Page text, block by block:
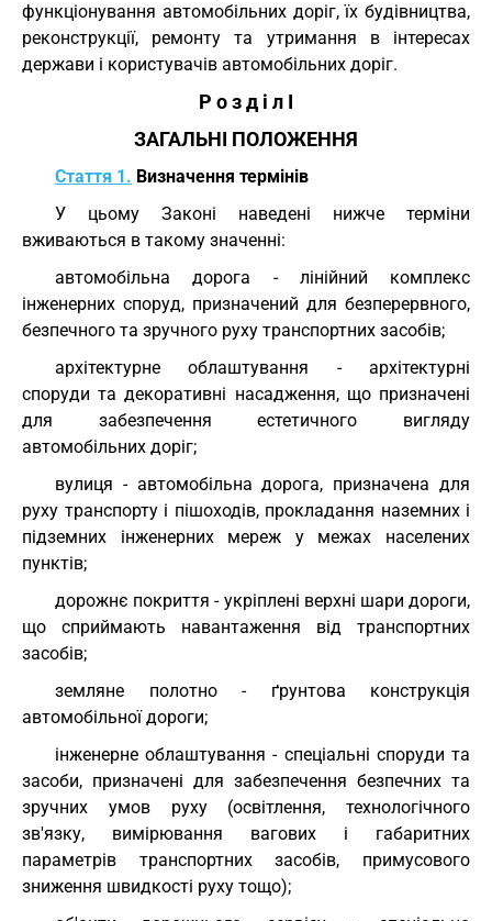
функціонування автомобільних доріг, їх будівництва,
реконструкції, ремонту та утримання в інтересах
держави і користувачів автомобільних доріг.
Р о з д і л I
ЗАГАЛЬНІ ПОЛОЖЕННЯ
Стаття 1. Визначення термінів
У цьому Законі наведені нижче терміни
вживаються в такому значенні:
автомобільна дорога - лінійний комплекс
інженерних споруд, призначений для безперервного,
безпечного та зручного руху транспортних засобів;
архітектурне облаштування - архітектурні
споруди та декоративні насадження, що призначені
для забезпечення естетичного вигляду
автомобільних доріг;
вулиця - автомобільна дорога, призначена для
руху транспорту і пішоходів, прокладання наземних і
підземних інженерних мереж у межах населених
пунктів;
дорожнє покриття - укріплені верхні шари дороги,
що сприймають навантаження від транспортних
засобів;
земляне полотно - ґрунтова конструкція
автомобільної дороги;
інженерне облаштування - спеціальні споруди та
засоби, призначені для забезпечення безпечних та
зручних умов руху (освітлення, технологічного
зв'язку, вимірювання вагових і габаритних
параметрів транспортних засобів, примусового
зниження швидкості руху тощо);